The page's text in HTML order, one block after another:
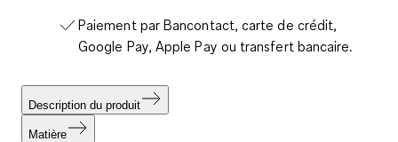
Paiement par Bancontact, carte de crédit,
Google Pay, Apple Pay ou transfert bancaire.
Description du produit
Matière